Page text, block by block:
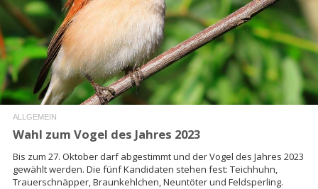
READ MORE
ALLGEMEIN
Wahl zum Vogel des Jahres 2023
Bis zum 27. Oktober darf abgestimmt und der Vogel des Jahres 2023
gewählt werden. Die fünf Kandidaten stehen fest: Teichhuhn,
Trauerschnäpper, Braunkehlchen, Neuntöter und Feldsperling.